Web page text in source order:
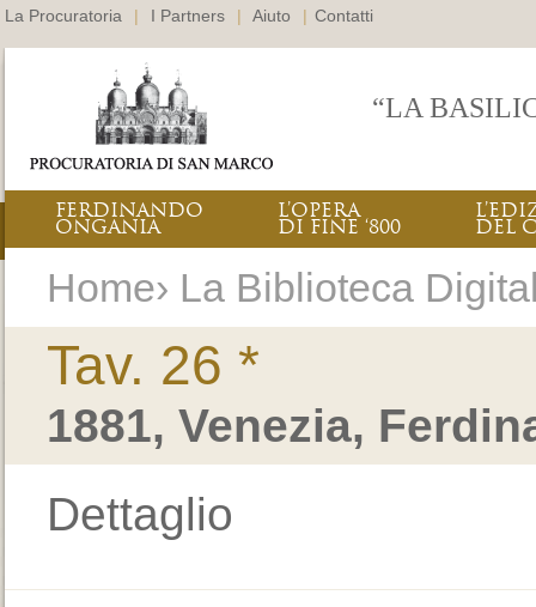
La Procuratoria | I Partners | Aiuto | Contatti
“LA
FERDINANDO
ONGANIA
L’OPERA
DI FINE ‘800 DEL
Home› La Biblioteca
Tav. 26 *
1881, Venezia,
Dettaglio